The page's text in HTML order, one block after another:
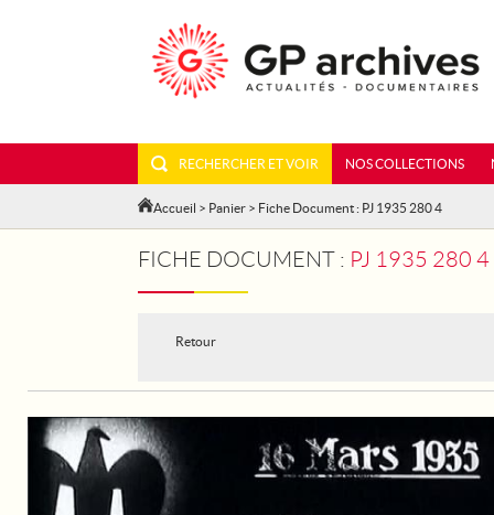
RECHERCHER ET VOIR NOS COLLECTIONS
Accueil > Panier > Fiche Document : PJ 1935 280 4
FICHE DOCUMENT : PJ 1935 280 4
Retour